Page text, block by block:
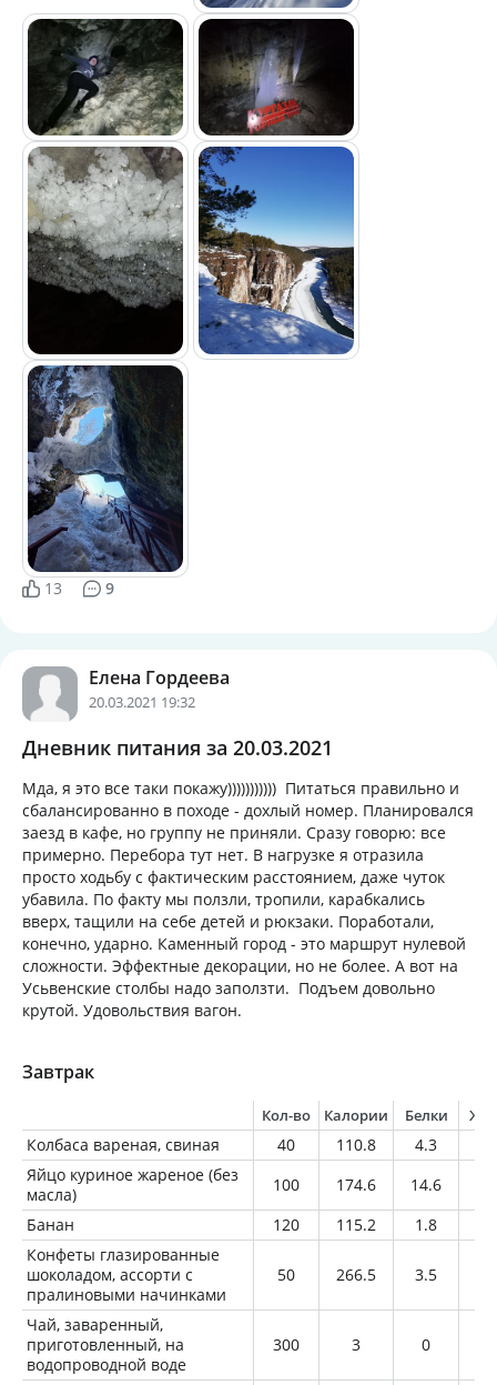
13 9
Елена Гордеева
20.03.2021 19:32
Дневник питания за 20.03.2021
Мда, я это все таки покажу))))))))))) Питаться правильно и
сбалансированно в походе - дохлый номер. Планировался
заезд в кафе, но группу не приняли. Сразу говорю: все
примерно. Перебора тут нет. В нагрузке я отразила
просто ходьбу с фактическим расстоянием, даже чуток
убавила. По факту мы ползли, тропили, карабкались
вверх, тащили на себе детей и рюкзаки. Поработали,
конечно, ударно. Каменный город - это маршрут нулевой
сложности. Эффектные декорации, но не более. А вот на
Усьвенские столбы надо заползти. Подъем довольно
крутой. Удовольствия вагон.
Завтрак
Кол-во Калории Белки
Колбаса вареная, свиная 40 110.8 4.3
Яйцо куриное жареное (без
масла)
100 174.6 14.6
Банан
120 115.2 1.8
Конфеты глазированные
шоколадом, ассорти с
пралиновыми начинками
50 266.5 3.5
Чай, заваренный,
приготовленный, на
водопроводной воде
300 3 0